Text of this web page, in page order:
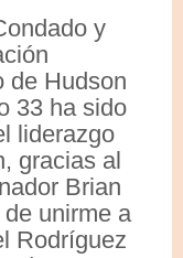
y
de Hudson
33 ha sido
liderazgo
gracias al
Brian
unirme a
Rodríguez